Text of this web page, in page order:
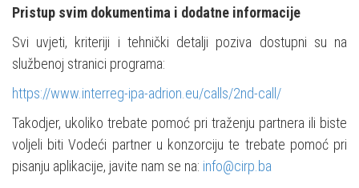
Pristup svim dokumentima i dodatne informacije
Svi uvjeti, kriteriji i tehnički detalji poziva dostupni su na
službenoj stranici programa:
https://www.interreg-ipa-adrion.eu/calls/2nd-call/
Takodjer, ukoliko trebate pomoć pri traženju partnera ili biste
voljeli biti Vodeći partner u konzorciju te trebate pomoć pri
pisanju aplikacije, javite nam se na: info@cirp.ba